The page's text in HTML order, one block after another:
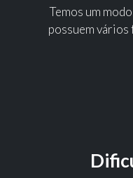
Temos um
possuem vários